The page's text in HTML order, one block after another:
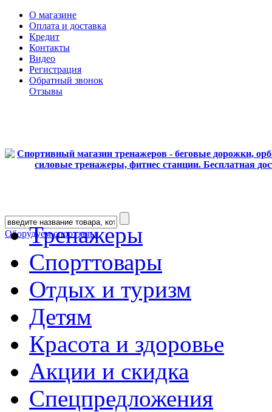
О магазине
Оплата и доставка
Кредит
Контакты
Видео
Регистрация
Обратный звонок
Отзывы
Оборудуем спортзалы
Тренажеры
Спорттовары
Отдых и туризм
Детям
Красота и здоровье
Акции и скидка
Спецпредложения